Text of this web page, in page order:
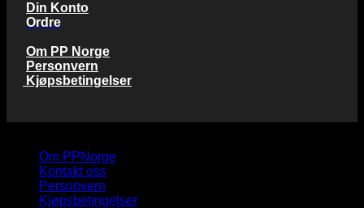
Din Konto
Ordre
Om PP Norge
Personvern
Kjøpsbetingelser
Om PPNorge
Kontakt oss
Personvern
Kjøpsbetingelser